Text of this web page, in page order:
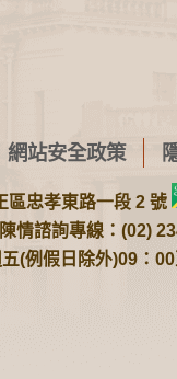
網站安全政策
區忠孝東路一段 2 號
情諮詢專線：(02)
(例假日除外)09：